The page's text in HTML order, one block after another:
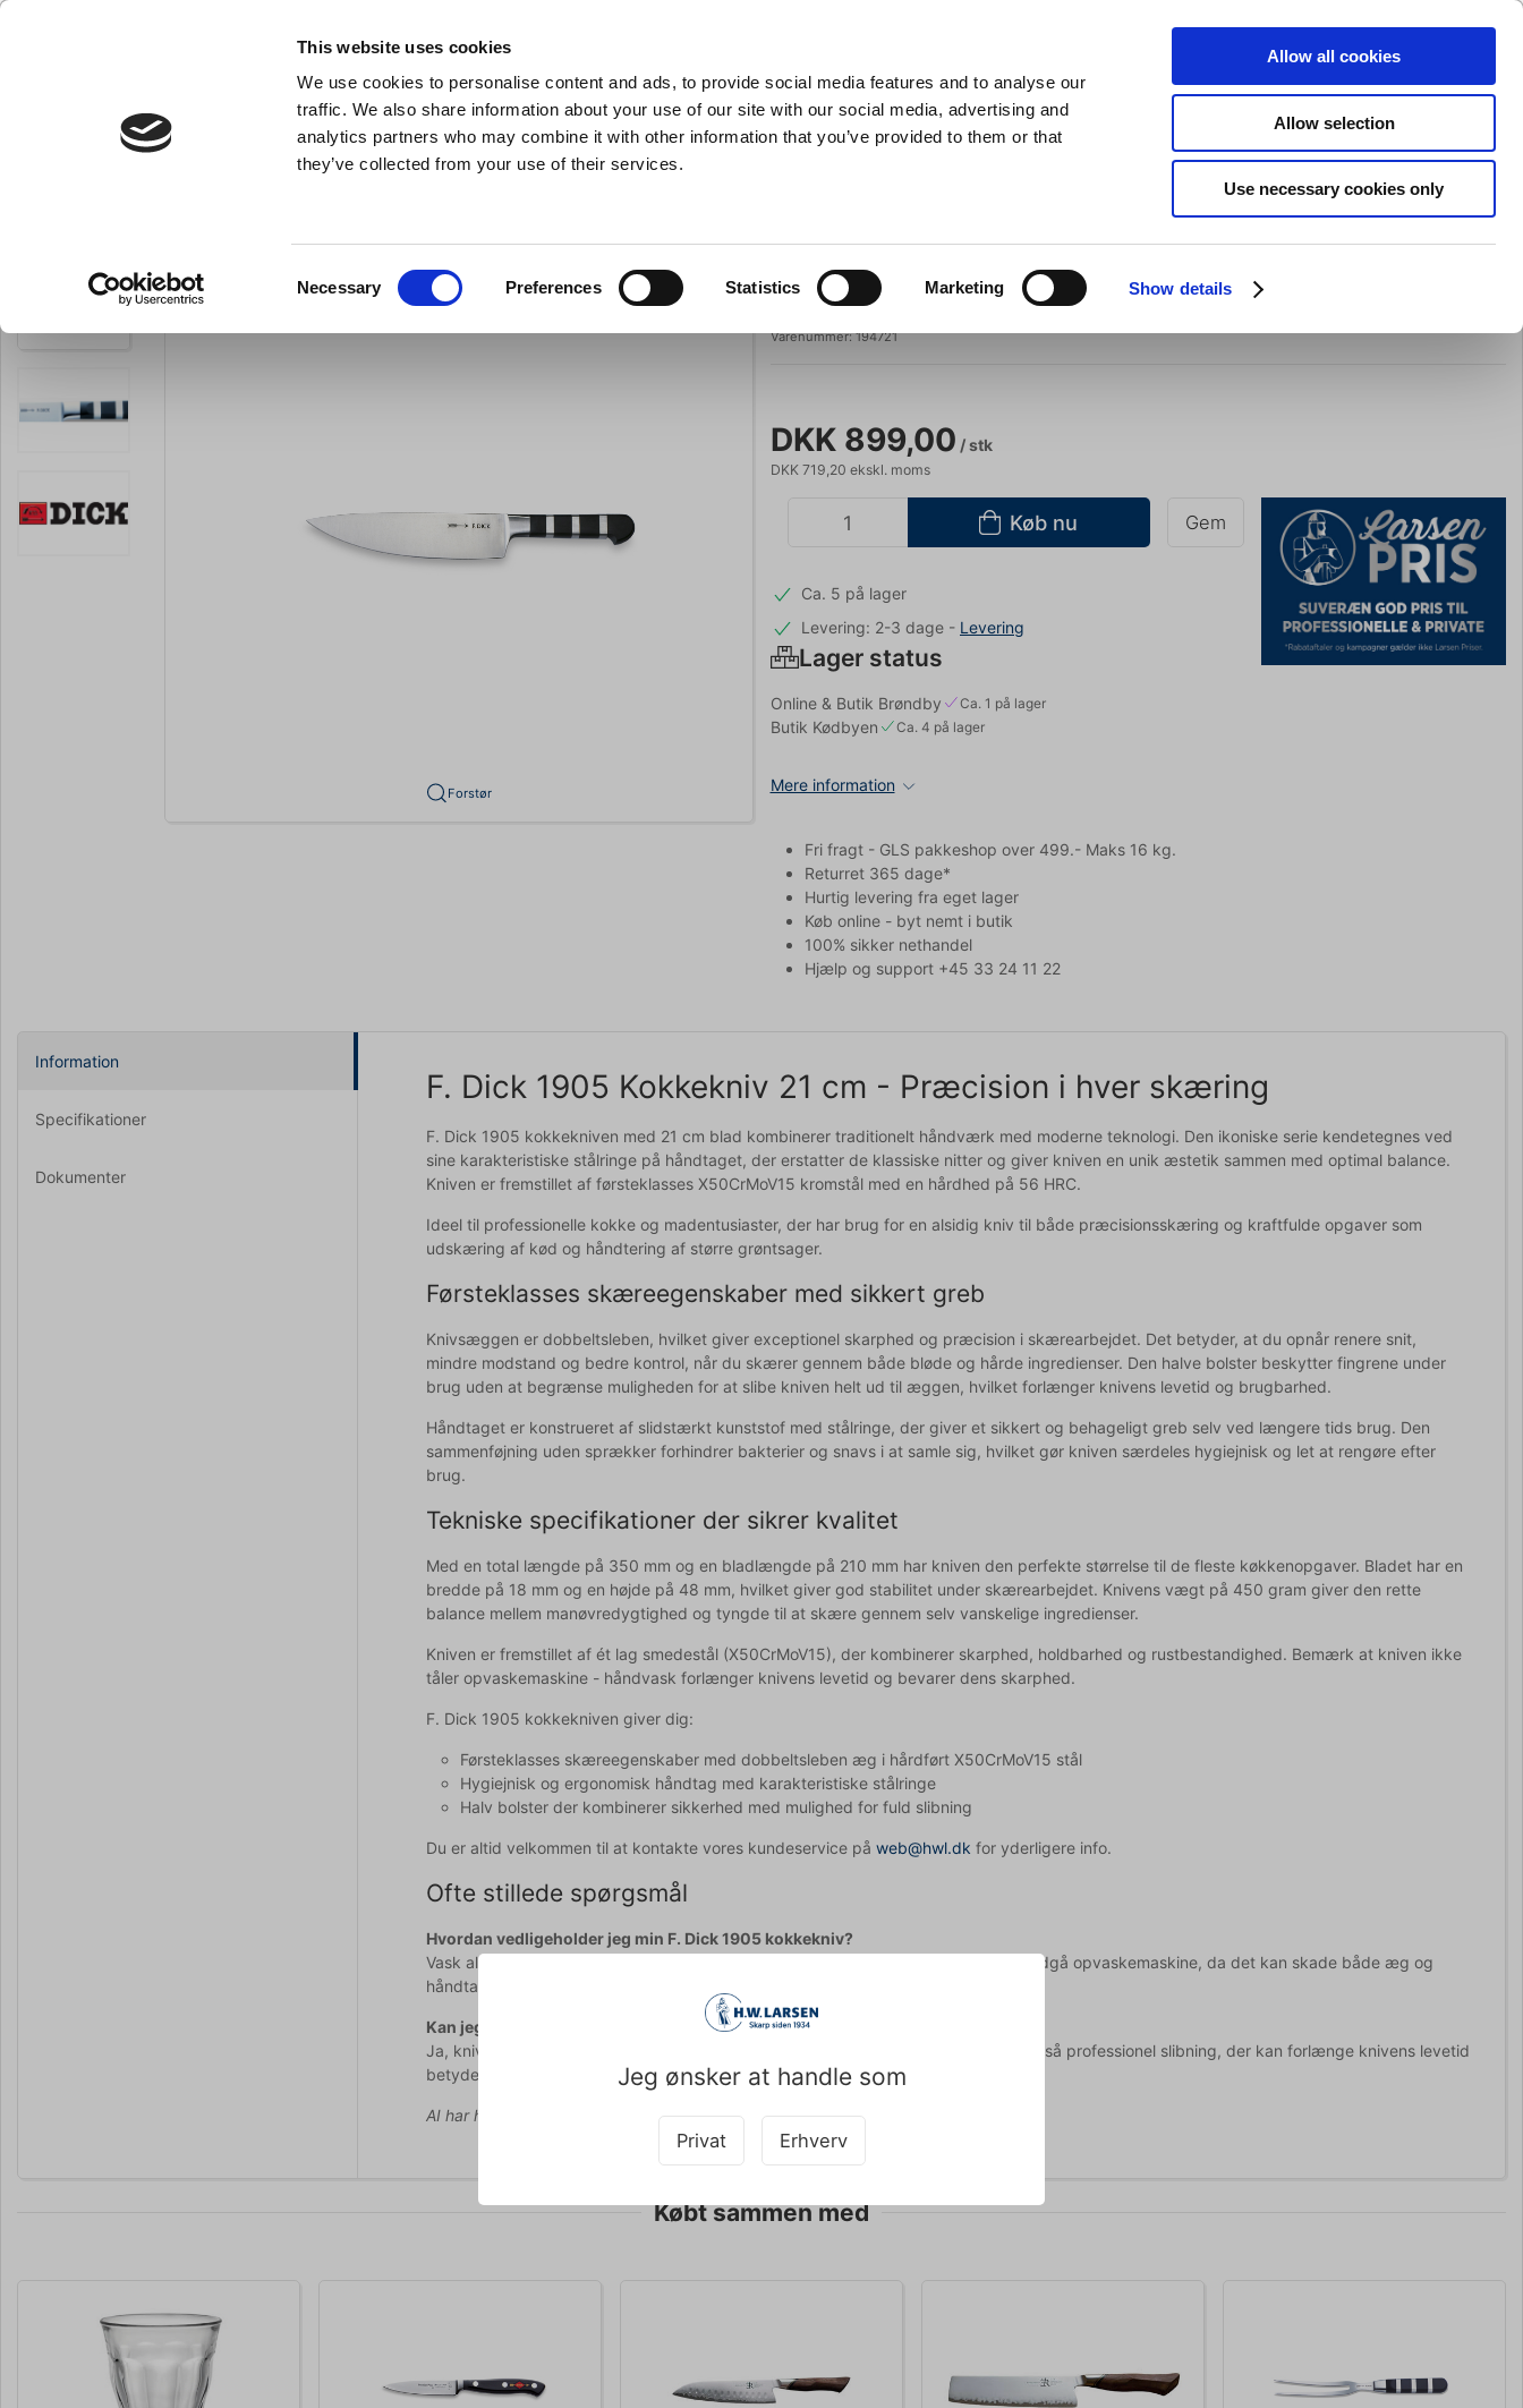
This website uses cookies
We use cookies to personalise content and ads, to provide social media features and to analyse our
traffic. We also share information about your use of our site with our social media, advertising and
analytics partners who may combine it with other information that you’ve provided to them or that
they’ve collected from your use of their services.
Necessary Preferences Statistics Marketing Show details
Allow all cookies
Allow selection
Use necessary cookies only
- Køkkenudstyr til professionelle og entusiaster Søg Indkøbskurv (0)
Køkkenredskaber Gryder & Pander Grill Barudstyr Tilbud Brands Slibning
Jeg ønsker at handle som
Privat Erhverv
LARSEN PRIS
Forstør
F. Dick
Kokkekniv, 21 cm, F. Dick 1905
Varenummer:194721
DKK 899,00 / stk
DKK 719,20 ekskl. moms
Køb nu Gem
Ca. 5 på lager
Levering: 2-3 dage - Levering
Lager status
Online & Butik Brøndby Ca. 1 på lager
Butik Kødbyen Ca. 4 på lager
Mere information
Fri fragt - GLS pakkeshop over 499.- Maks 16 kg.
Returret 365 dage*
Hurtig levering fra eget lager
Køb online - byt nemt i butik
100% sikker nethandel
Hjælp og support +45 33 24 11 22
Information
Specifikationer
Dokumenter
F. Dick 1905 Kokkekniv 21 cm - Præcision i hver skæring
F. Dick 1905 kokkekniven med 21 cm blad kombinerer traditionelt håndværk med moderne teknologi. Den ikoniske serie kendetegnes ved
sine karakteristiske stålringe på håndtaget, der erstatter de klassiske nitter og giver kniven en unik æstetik sammen med optimal balance.
Kniven er fremstillet af førsteklasses X50CrMoV15 kromstål med en hårdhed på 56 HRC.
Ideel til professionelle kokke og madentusiaster, der har brug for en alsidig kniv til både præcisionsskæring og kraftfulde opgaver som
udskæring af kød og håndtering af større grøntsager.
Førsteklasses skæreegenskaber med sikkert greb
Knivsæggen er dobbeltsleben, hvilket giver exceptionel skarphed og præcision i skærearbejdet. Det betyder, at du opnår renere snit,
mindre modstand og bedre kontrol, når du skærer gennem både bløde og hårde ingredienser. Den halve bolster beskytter fingrene under
brug uden at begrænse muligheden for at slibe kniven helt ud til æggen, hvilket forlænger knivens levetid og brugbarhed.
Håndtaget er konstrueret af slidstærkt kunststof med stålringe, der giver et sikkert og behageligt greb selv ved længere tids brug. Den
sammenføjning uden sprækker forhindrer bakterier og snavs i at samle sig, hvilket gør kniven særdeles hygiejnisk og let at rengøre efter
brug.
Tekniske specifikationer der sikrer kvalitet
Med en total længde på 350 mm og en bladlængde på 210 mm har kniven den perfekte størrelse til de fleste køkkenopgaver. Bladet har en
bredde på 18 mm og en højde på 48 mm, hvilket giver god stabilitet under skærearbejdet. Knivens vægt på 450 gram giver den rette
balance mellem manøvredygtighed og tyngde til at skære gennem selv vanskelige ingredienser.
Kniven er fremstillet af ét lag smedestål (X50CrMoV15), der kombinerer skarphed, holdbarhed og rustbestandighed. Bemærk at kniven ikke
tåler opvaskemaskine - håndvask forlænger knivens levetid og bevarer dens skarphed.
F. Dick 1905 kokkekniven giver dig:
Førsteklasses skæreegenskaber med dobbeltsleben æg i hårdført X50CrMoV15 stål
Hygiejnisk og ergonomisk håndtag med karakteristiske stålringe
Halv bolster der kombinerer sikkerhed med mulighed for fuld slibning
Du er altid velkommen til at kontakte vores kundeservice på web@hwl.dk for yderligere info.
Ofte stillede spørgsmål
Hvordan vedligeholder jeg min F. Dick 1905 kokkekniv?
Vask altid kniven i hånden med mildt sæbevand og tør den grundigt efter brug. Undgå opvaskemaskine, da det kan skade både æg og
håndtag.
Kan jeg selv slibe min F. Dick 1905 kokkekniv?
Ja, kniven kan slibes hjemme med passende sliberedskaber. HW Larsen tilbyder også professionel slibning, der kan forlænge knivens levetid
betydeligt.
AI har hjulpet med teksten og derfor tages der forbehold for fejl.
Købt sammen med